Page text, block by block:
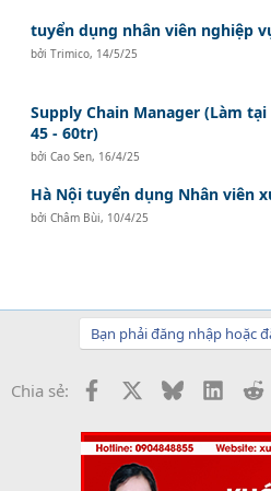
tuyển dụng nhân viên nghiệp
bởiTrimico, 14/5/25
Supply Chain Manager (Làm
45 - 60tr)
bởiCao Sen, 16/4/25
Hà Nội tuyển dụng Nhân viên
bởiChâm Bùi, 10/4/25
Bạn phải đăng nhập hoặc
Chia sẻ: Facebook Bluesky